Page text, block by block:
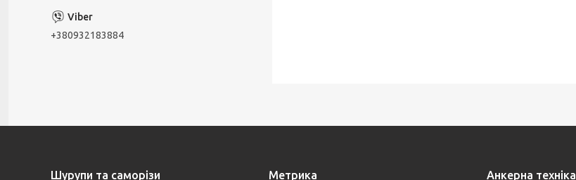
+380932183884
Шурупи та саморізи Метрика Анкерна техніка